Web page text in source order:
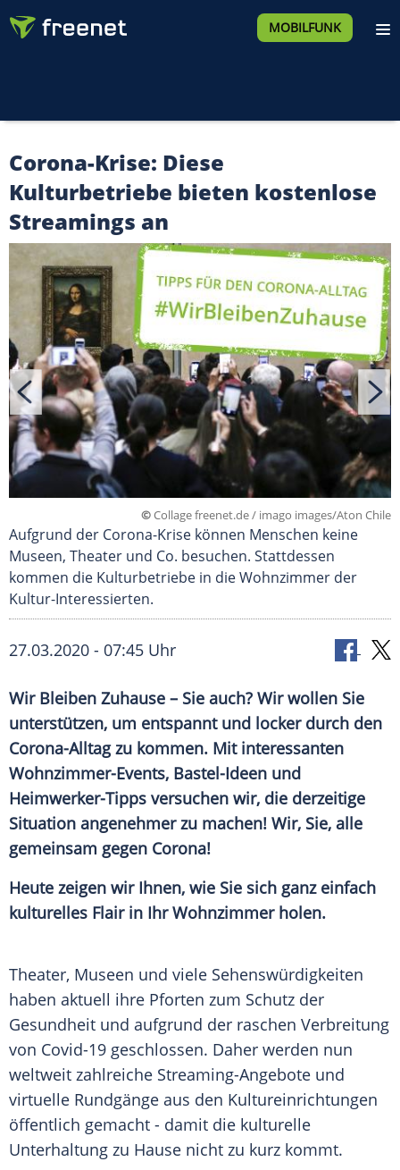
MOBILFUNK
Corona-Krise: Diese
Kulturbetriebe bieten kostenlose
Streamings an
©Collage freenet.de / imago images/Aton Chile
Aufgrund der Corona-Krise können Menschen keine
Museen, Theater und Co. besuchen. Stattdessen
kommen die Kulturbetriebe in die Wohnzimmer der
Kultur-Interessierten.
27.03.2020 - 07:45 Uhr
Wir Bleiben Zuhause – Sie auch? Wir wollen Sie
unterstützen, um entspannt und locker durch den
Corona-Alltag zu kommen. Mit interessanten
Wohnzimmer-Events, Bastel-Ideen und
Heimwerker-Tipps versuchen wir, die derzeitige
Situation angenehmer zu machen! Wir, Sie, alle
gemeinsam gegen Corona!
Heute zeigen wir Ihnen, wie Sie sich ganz einfach
kulturelles Flair in Ihr Wohnzimmerholen.
Theater, Museen und viele Sehenswürdigkeiten
haben aktuell ihre Pforten zum Schutz der
Gesundheit und aufgrund der raschen Verbreitung
von Covid-19 geschlossen. Daher werden nun
weltweit zahlreiche Streaming-Angebote und
virtuelle Rundgänge aus den Kultureinrichtungen
öffentlich gemacht - damit die kulturelle
Unterhaltung zu Hause nicht zu kurz kommt.